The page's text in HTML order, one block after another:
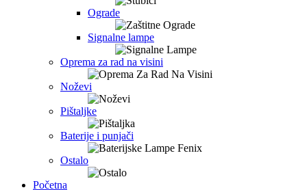
Ograde
Signalne lampe
Oprema za rad na visini
Noževi
Pištaljke
Baterije i punjači
Ostalo
Početna